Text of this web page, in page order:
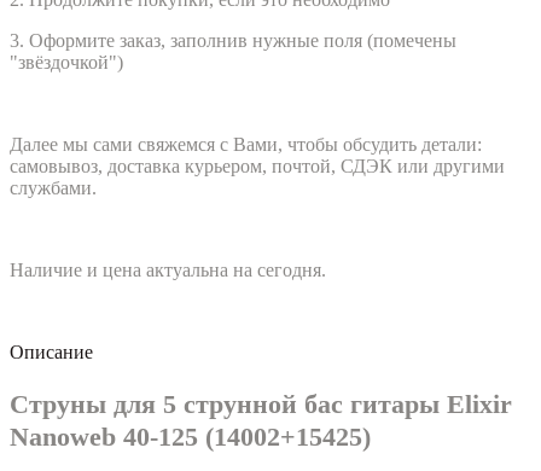
3. Оформите заказ, заполнив нужные поля (помечены
"звёздочкой")
Далее мы сами свяжемся с Вами, чтобы обсудить детали:
самовывоз, доставка курьером, почтой, СДЭК или другими
службами.
Наличие и цена актуальна на сегодня.
Описание
Струны для 5 струнной бас гитары Elixir
Nanoweb 40-125 (14002+15425)